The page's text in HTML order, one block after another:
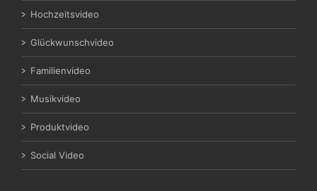
Hochzeitsvideo
Glückwunschvideo
Familienvideo
Musikvideo
Produktvideo
Social Video